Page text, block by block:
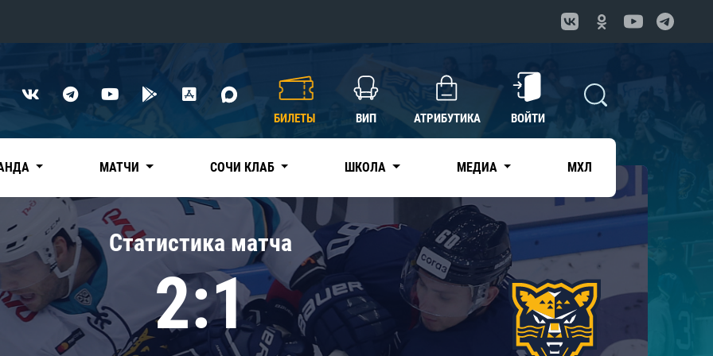
Нефтехимик
Трактор
Дивизион Чернышева
Авангард
Адмирал
КХЛ
БИЛЕТЫ ВИП АТРИБУТИКА ВОЙТИ
МАТЧИ СОЧИ КЛАБ ШКОЛА МЕДИА МХЛ
Статистика матча
2:1